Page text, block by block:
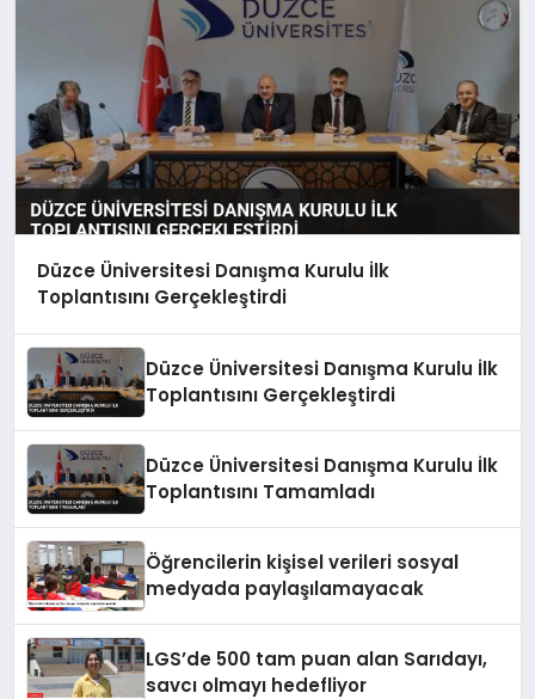
Düzce Üniversitesi Danışma Kurulu İlk
Toplantısını Gerçekleştirdi
Düzce Üniversitesi Danışma Kurulu İlk
Toplantısını Gerçekleştirdi
Düzce Üniversitesi Danışma Kurulu İlk
Toplantısını Tamamladı
Öğrencilerin kişisel verileri sosyal
medyada paylaşılamayacak
LGS’de 500 tam puan alan Sarıdayı,
savcı olmayı hedefliyor